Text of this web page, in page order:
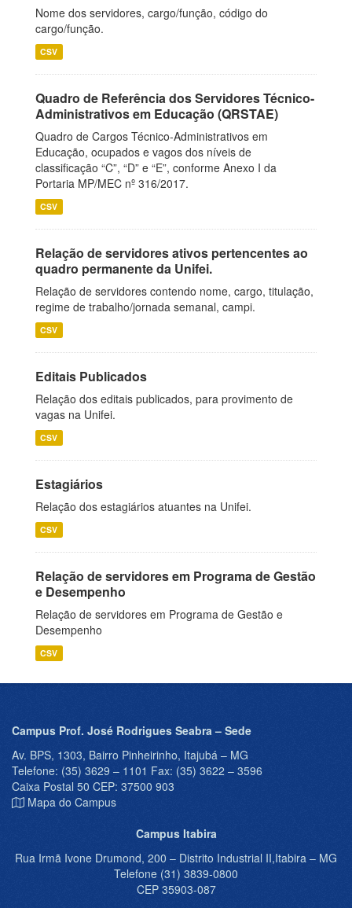
Nome dos servidores, cargo/função, código do
cargo/função.
CSV
Quadro de Referência dos Servidores Técnico-
Administrativos em Educação (QRSTAE)
Quadro de Cargos Técnico-Administrativos em
Educação, ocupados e vagos dos níveis de
classificação “C”, “D” e “E”, conforme Anexo I da
Portaria MP/MEC nº 316/2017.
CSV
Relação de servidores ativos pertencentes ao
quadro permanente da Unifei.
Relação de servidores contendo nome, cargo, titulação,
regime de trabalho/jornada semanal, campi.
CSV
Editais Publicados
Relação dos editais publicados, para provimento de
vagas na Unifei.
CSV
Estagiários
Relação dos estagiários atuantes na Unifei.
CSV
Relação de servidores em Programa de Gestão
e Desempenho
Relação de servidores em Programa de Gestão e
Desempenho
CSV
Campus Prof. José Rodrigues Seabra – Sede
Av. BPS, 1303, Bairro Pinheirinho, Itajubá – MG
Telefone: (35) 3629 – 1101 Fax: (35) 3622 – 3596
Caixa Postal 50 CEP: 37500 903
Mapa do Campus
Campus Itabira
Rua Irmã Ivone Drumond, 200 – Distrito Industrial II,Itabira – MG
Telefone (31) 3839-0800
CEP 35903-087